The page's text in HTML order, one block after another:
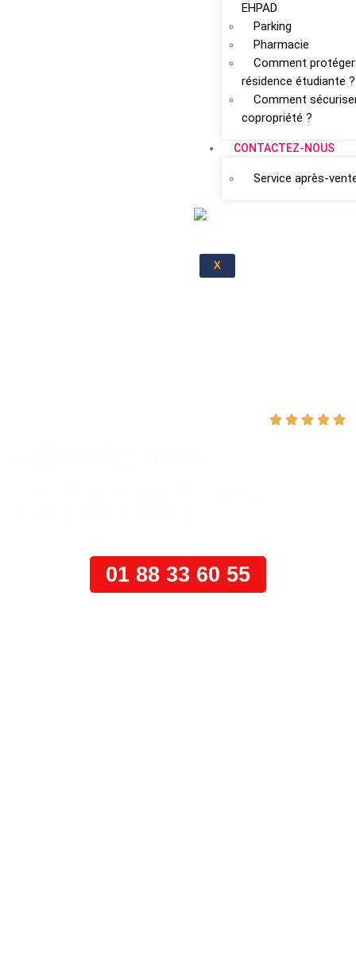
EHPAD
Parking
Pharmacie
Comment
résidence étudiante ?
Comment
copropriété ?
CONTACTEZ-NOUS
Service après-
X
01 88 33 60 55